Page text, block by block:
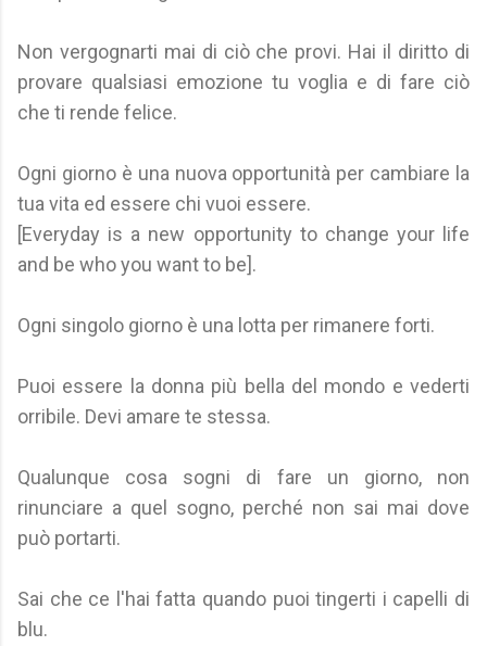
Non vergognarti mai di ciò che provi. Hai il diritto di
provare qualsiasi emozione tu voglia e di fare ciò
che ti rende felice.
Ogni giorno è una nuova opportunità per cambiare la
tua vita ed essere chi vuoi essere.
[Everyday is a new opportunity to change your life
and be who you want to be].
Ogni singolo giorno è una lotta per rimanere forti.
Puoi essere la donna più bella del mondo e vederti
orribile. Devi amare te stessa.
Qualunque cosa sogni di fare un giorno, non
rinunciare a quel sogno, perché non sai mai dove
può portarti.
Sai che ce l'hai fatta quando puoi tingerti i capelli di
blu.